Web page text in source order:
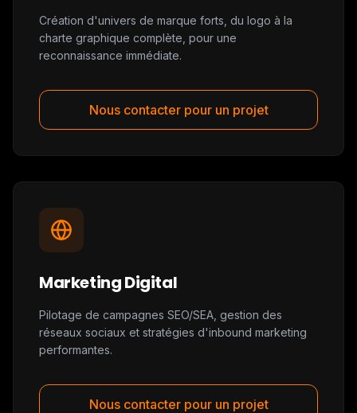
Création d'univers de marque forts, du logo à la
charte graphique complète, pour une
reconnaissance immédiate.
Nous contacter pour un projet
Marketing Digital
Pilotage de campagnes SEO/SEA, gestion des
réseaux sociaux et stratégies d'inbound marketing
performantes.
Nous contacter pour un projet